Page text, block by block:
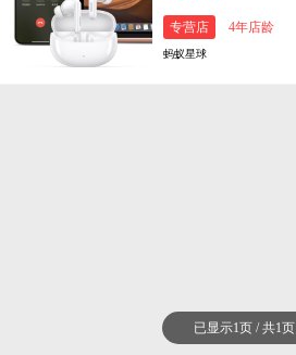
专营店 4年店龄
蚂蚁星球
已显示1页 / 共1页